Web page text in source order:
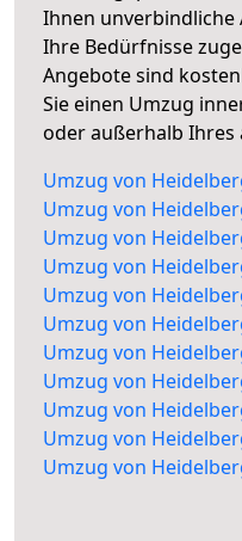
Ihnen unverbindliche
Ihre Bedürfnisse
Angebote sind
Sie einen Umzug
oder außerhalb Ihres
Umzug von
Umzug von
Umzug von
Umzug von
Umzug von
Umzug von
Umzug von
Umzug von
Umzug von
Umzug von
Umzug von